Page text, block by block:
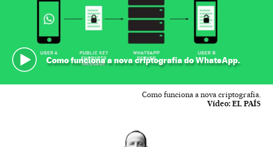
Como funciona a nova criptografia do WhatsApp.
Como funciona a nova criptografia.
Vídeo: EL PAÍS